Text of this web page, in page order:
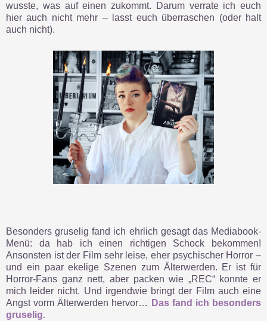
wusste, was auf einen zukommt. Darum verrate ich euch
hier auch nicht mehr – lasst euch überraschen (oder halt
auch nicht).
Besonders gruselig fand ich ehrlich gesagt das Mediabook-
Menü: da hab ich einen richtigen Schock bekommen!
Ansonsten ist der Film sehr leise, eher psychischer Horror –
und ein paar ekelige Szenen zum Älterwerden. Er ist für
Horror-Fans ganz nett, aber packen wie „REC“ konnte er
mich leider nicht. Und irgendwie bringt der Film auch eine
Angst vorm Älterwerden hervor…
Das fand ich besonders
gruselig.